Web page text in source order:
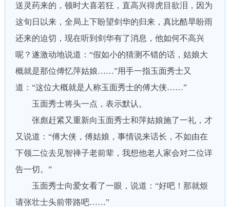
送灵药来的，顿时大喜若狂，直高兴得虎目欲泪，因为
这旬日以来，全局上下盼望剑华的归来，真比酷旱盼雨
还来的迫切，现在听到剑华有了消息，他如何不高兴
呢？遂激动地说道：“假如小的猜测不错的话，姑娘大
概就是那位傅忆萍姑娘……”用手一指玉面秀士又
道：“这位大概就是人称玉面秀士的傅大侠……”
玉面秀士将头一点，表示默认。
张彪赶紧又重新向玉面秀士和萍姑娘施了一礼，才
又说道：“傅大侠，傅姑娘，事情说来话长，不如由在
下领二位去见智禅子老前辈，我想他老人家会对二位详
告一切。”
玉面秀士向爱女看了一眼，说道：“好吧！那就烦
请张壮士头前带路吧……”